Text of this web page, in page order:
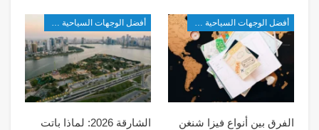
أفضل الوجهات السياحية في شرق آسيا
الفرق بين أنواع فيزا شنغن
أفضل الوجهات السياحية في شرق آسيا
الشارقة 2026: لماذا باتت